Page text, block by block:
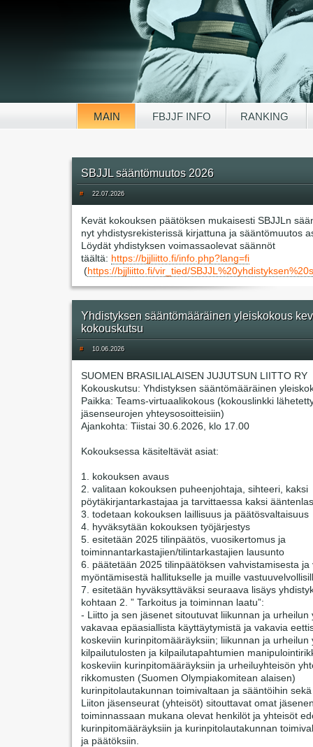
MAIN FBJJF INFO RANKING
SBJJL sääntömuutos 2026
# 22.07.2026
Kevät kokouksen päätöksen mukaisesti SBJJLn
nyt yhdistysrekisterissä kirjattuna ja sääntömuutos
Löydät yhdistyksen voimassaolevat säännöt
täältä: https://bjjliitto.fi/info.php?lang=fi
(https://bjjliitto.fi/vir_tied/
Yhdistyksen sääntömääräinen yleiskokous
kokouskutsu
# 10.06.2026
SUOMEN BRASILIALAISEN JUJUTSUN LIITTO RY
Kokouskutsu: Yhdistyksen sääntömääräinen
Paikka: Teams-virtuaalikokous (kokouslinkki
jäsenseurojen yhteysosoitteisiin)
Ajankohta: Tiistai 30.6.2026, klo 17.00
Kokouksessa käsiteltävät asiat:
1. kokouksen avaus
2. valitaan kokouksen puheenjohtaja, sihteeri, kaksi
pöytäkirjantarkastajaa ja tarvittaessa kaksi
3. todetaan kokouksen laillisuus ja päätösvaltaisuus
4. hyväksytään kokouksen työjärjestys
5. esitetään 2025 tilinpäätös, vuosikertomus ja
toiminnantarkastajien/tilintarkastajien lausunto
6. päätetään 2025 tilinpäätöksen vahvistamisesta
myöntämisestä hallitukselle ja muille
7. esitetään hyväksyttäväksi seuraava lisäys
kohtaan 2. ” Tarkoitus ja toiminnan laatu”:
- Liitto ja sen jäsenet sitoutuvat liikunnan ja urheilun
vakavaa epäasiallista käyttäytymistä ja vakavia
koskeviin kurinpitomääräyksiin; liikunnan ja urheilun
kilpailutulosten ja kilpailutapahtumien
koskeviin kurinpitomääräyksiin ja urheiluyhteisön
rikkomusten (Suomen Olympiakomitean alaisen)
kurinpitolautakunnan toimivaltaan ja sääntöihin
Liiton jäsenseurat (yhteisöt) sitouttavat omat
toiminnassaan mukana olevat henkilöt ja yhteisöt
kurinpitomääräyksiin ja kurinpitolautakunnan
ja päätöksiin.